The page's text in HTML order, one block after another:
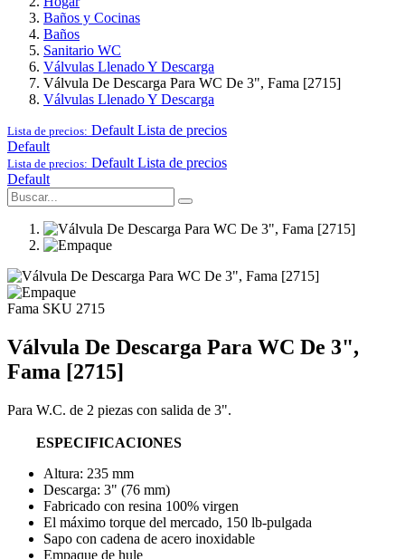
Baños y Cocinas
Baños
Sanitario WC
Válvulas Llenado Y Descarga
Válvula De Descarga Para WC De 3", Fama [2715]
Válvulas Llenado Y Descarga
Lista de precios: Default Lista de precios
Default
Lista de precios: Default Lista de precios
Default
Fama SKU 2715
Válvula De Descarga Para WC De 3",
Fama [2715]
Para W.C. de 2 piezas con salida de 3".
ESPECIFICACIONES
Altura: 235 mm
Descarga: 3" (76 mm)
Fabricado con resina 100% virgen
El máximo torque del mercado, 150 lb-pulgada
Sapo con cadena de acero inoxidable
Empaque de hule